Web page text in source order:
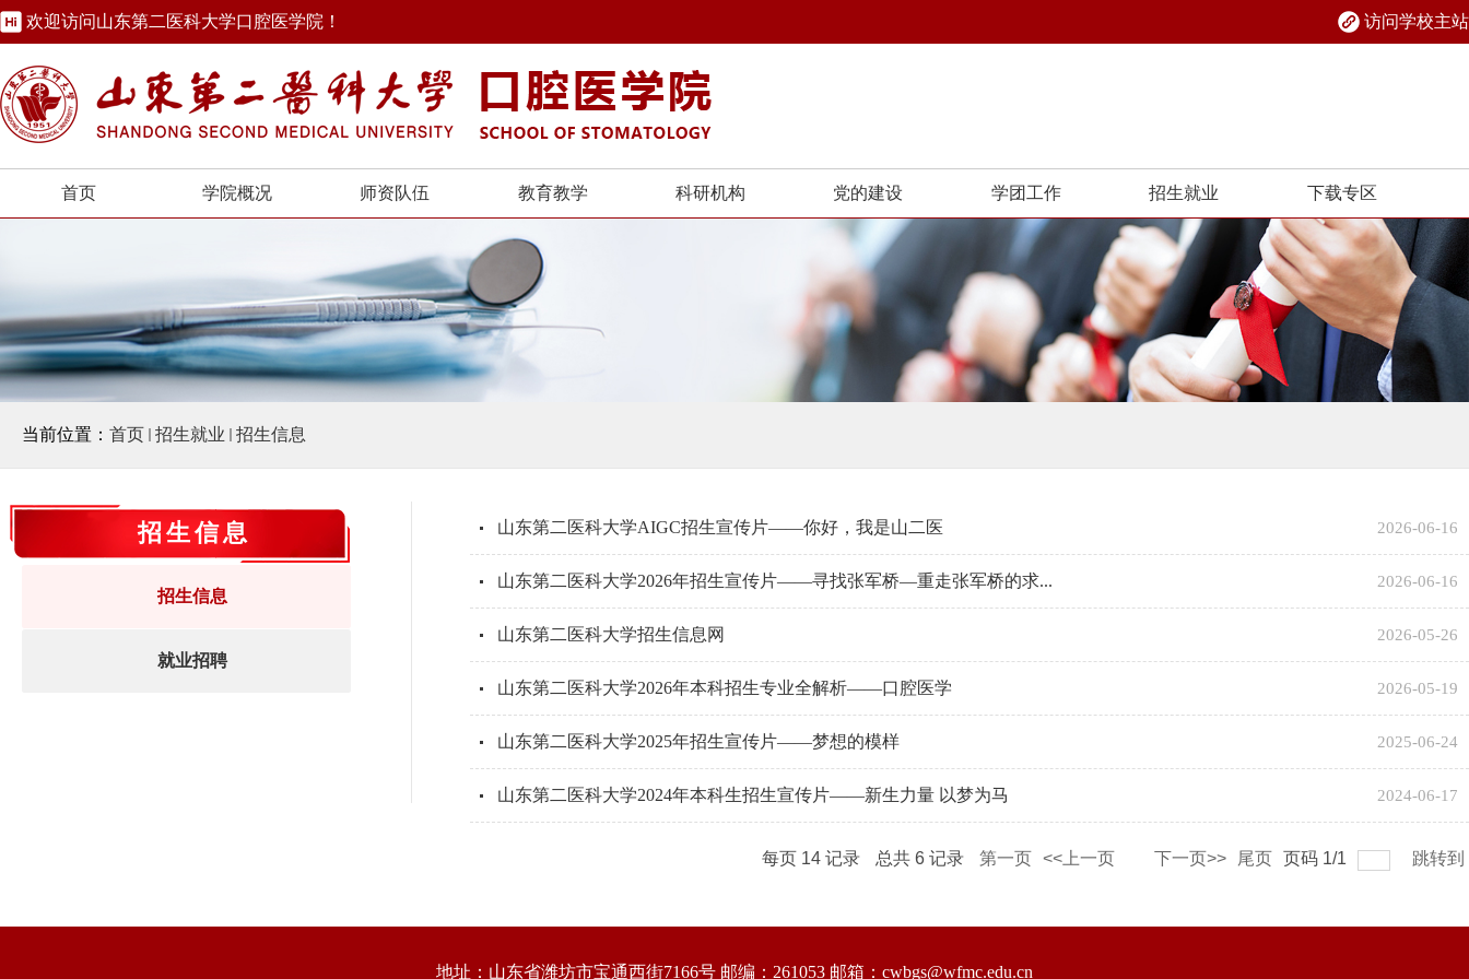
欢迎访问山东第二医科大学口腔医学院！ 访问学校主站
首页 学院概况 师资队伍 教育教学 科研机构 党的建设 学团工作 招生就业 下载专区
当前位置： 首页 招生就业 招生信息
招生信息
招生信息
就业招聘
山东第二医科大学AIGC招生宣传片——你好，我是山二医 2026-06-16
山东第二医科大学2026年招生宣传片——寻找张军桥—重走张军桥的求... 2026-06-16
山东第二医科大学招生信息网 2026-05-26
山东第二医科大学2026年本科招生专业全解析——口腔医学 2026-05-19
山东第二医科大学2025年招生宣传片——梦想的模样 2025-06-24
山东第二医科大学2024年本科生招生宣传片——新生力量 以梦为马 2024-06-17
每页 14 记录 总共 6 记录 第一页 <<上一页 下一页>> 尾页 页码 1/1 跳转到
地址：山东省潍坊市宝通西街7166号 邮编：261053 邮箱：cwbgs@wfmc.edu.cn